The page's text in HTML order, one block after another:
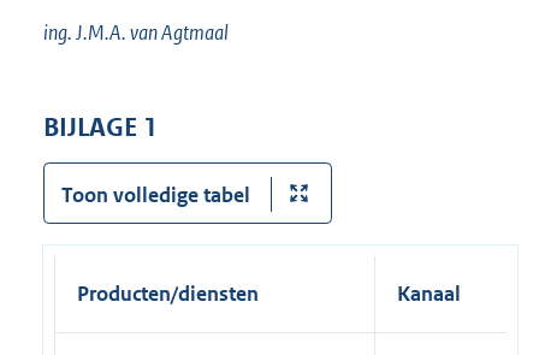
ing. J.M.A. van Agtmaal
BIJLAGE 1
Toon volledige tabel
Producten/diensten Kanaal